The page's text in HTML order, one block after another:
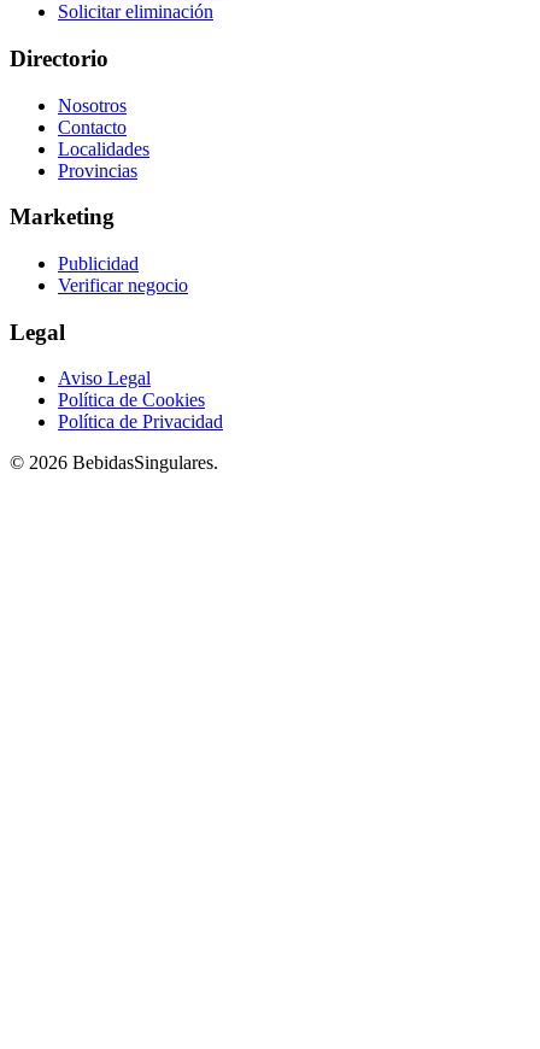
Solicitar eliminación
Directorio
Nosotros
Contacto
Localidades
Provincias
Marketing
Publicidad
Verificar negocio
Legal
Aviso Legal
Política de Cookies
Política de Privacidad
© 2026 BebidasSingulares.